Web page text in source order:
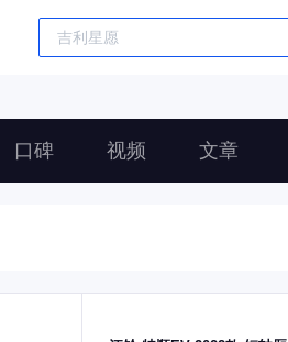
口碑 视频 文章